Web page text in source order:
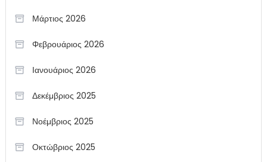
Μάρτιος 2026
Φεβρουάριος 2026
Ιανουάριος 2026
Δεκέμβριος 2025
Νοέμβριος 2025
Οκτώβριος 2025